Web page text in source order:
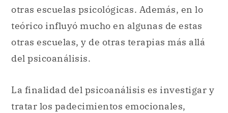
otras escuelas psicológicas. Además, en lo
teórico influyó mucho en algunas de estas
otras escuelas, y de otras terapias más allá
del psicoanálisis.
La finalidad del psicoanálisis es investigar y
tratar los padecimientos emocionales,